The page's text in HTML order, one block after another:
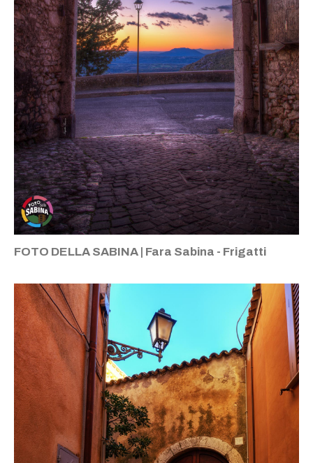
FOTO DELLA SABINA | Fara Sabina - Frigatti